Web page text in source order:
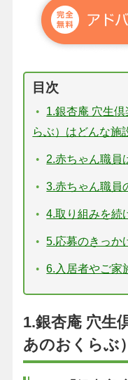
目次
1.銀杏庵 穴生
らぶ）はどんな施
2.赤ちゃん職員
3.赤ちゃん職員
4.取り組みを続
5.応募のきっか
6.入居者やご家
1.銀杏庵 穴生
あのおくらぶ